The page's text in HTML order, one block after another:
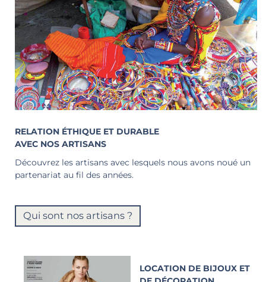
RELATION ÉTHIQUE ET DURABLE
AVEC NOS ARTISANS
Découvrez les artisans avec lesquels nous avons noué un
partenariat au fil des années.
Qui sont nos artisans ?
LOCATION DE BIJOUX ET